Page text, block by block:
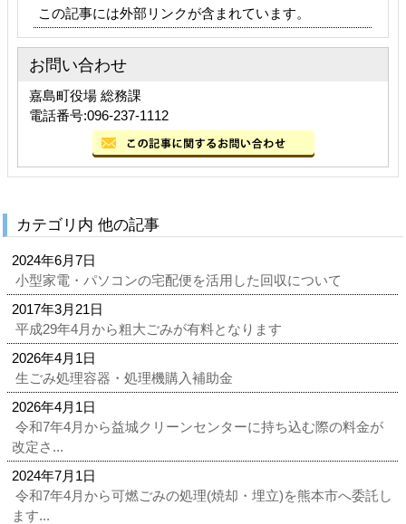
この記事には外部リンクが含まれています。
お問い合わせ
嘉島町役場 総務課
電話番号:096-237-1112
カテゴリ内 他の記事
2024年6月7日
小型家電・パソコンの宅配便を活用した回収について
2017年3月21日
平成29年4月から粗大ごみが有料となります
2026年4月1日
生ごみ処理容器・処理機購入補助金
2026年4月1日
令和7年4月から益城クリーンセンターに持ち込む際の料金が
改定さ...
2024年7月1日
令和7年4月から可燃ごみの処理(焼却・埋立)を熊本市へ委託し
ます...